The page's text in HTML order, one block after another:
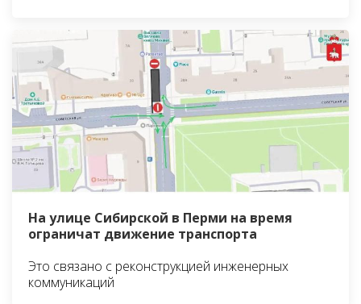
На улице Сибирской в Перми на время
ограничат движение транспорта
Это связано с реконструкцией инженерных
коммуникаций